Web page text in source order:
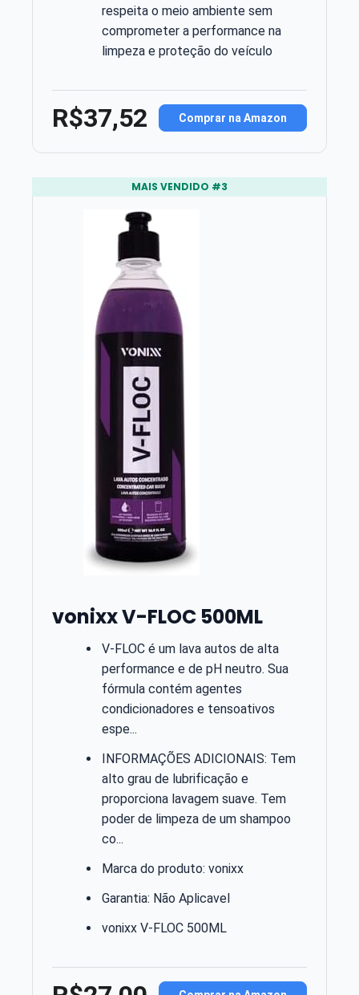
respeita o meio ambiente sem
comprometer a performance na
limpeza e proteção do veículo
R$37,52 Comprar na Amazon
MAIS VENDIDO #3
vonixx V-FLOC 500ML
V-FLOC é um lava autos de alta
performance e de pH neutro. Sua
fórmula contém agentes
condicionadores e tensoativos
espe...
INFORMAÇÕES ADICIONAIS: Tem
alto grau de lubrificação e
proporciona lavagem suave. Tem
poder de limpeza de um shampoo
co...
Marca do produto: vonixx
Garantia: Não Aplicavel
vonixx V-FLOC 500ML